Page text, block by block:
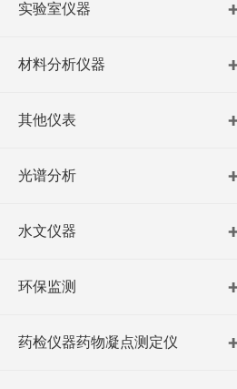
实验室仪器
材料分析仪器
其他仪表
光谱分析
水文仪器
环保监测
药检仪器药物凝点测定仪